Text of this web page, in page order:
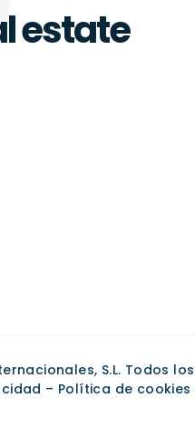
estate
S.L. Todos
– Política de cookies